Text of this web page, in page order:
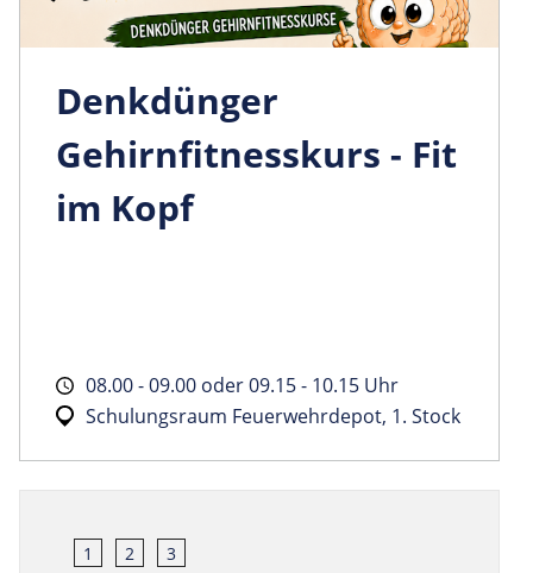
Denkdünger
Gehirnfitnesskurs - Fit
im Kopf
08.00 - 09.00 oder 09.15 - 10.15 Uhr
Schulungsraum Feuerwehrdepot, 1. Stock
1 2 3